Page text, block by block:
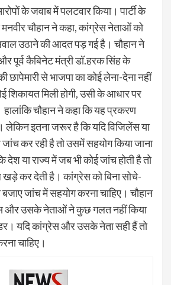
के जवाब में पलटवार किया। पार्टी के
मनवीर चौहान ने कहा, कांग्रेस नेताओं को
उठाने की आदत पड़ गई है। चौहान ने
पूर्व कैबिनेट मंत्री डॉ.हरक सिंह के
छापेमारी से भाजपा का कोई लेना-देना नहीं
शिकायत मिली होगी, उसी के आधार पर
हालांकि चौहान ने कहा कि यह प्रकरण
लेकिन इतना जरूर है कि यदि विजिलेंस या
कर रही है तो उसमें सहयोग किया जाना
देश या राज्य में जब भी कोई जांच होती है तो
कर देती है। कांग्रेस को बिना सोचे-
जांच में सहयोग करना चाहिए। चौहान
और उसके नेताओं ने कुछ गलत नहीं किया
यदि कांग्रेस और उसके नेता सही हैं तो
चाहिए।